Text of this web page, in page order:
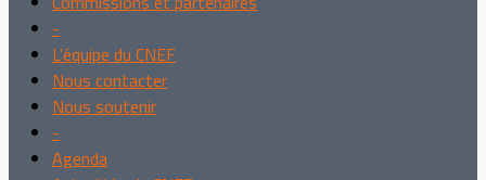
-
L'équipe du CNEF
Nous contacter
Nous soutenir
-
Agenda